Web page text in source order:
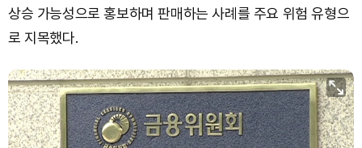
상승 가능성으로 홍보하며 판매하는 사례를 주요 위험 유형으
로 지목했다.